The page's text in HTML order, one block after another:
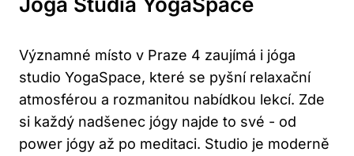
Významné místo v‌ Praze 4⁣ zaujímá i ⁢jóga
studio YogaSpace, které ​se pyšní relaxační
‌atmosférou a‍ rozmanitou nabídkou lekcí. Zde
si každý nadšenec jógy najde to⁤ své ‍- ‌od
power jógy až po meditaci.​ Studio je moderně